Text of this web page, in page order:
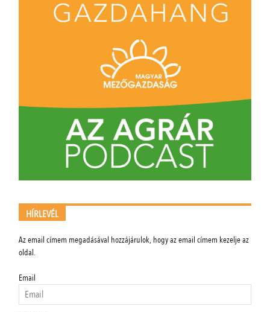
HÍRLEVÉL
Az email címem megadásával hozzájárulok, hogy az email címem kezelje az
oldal.
Email